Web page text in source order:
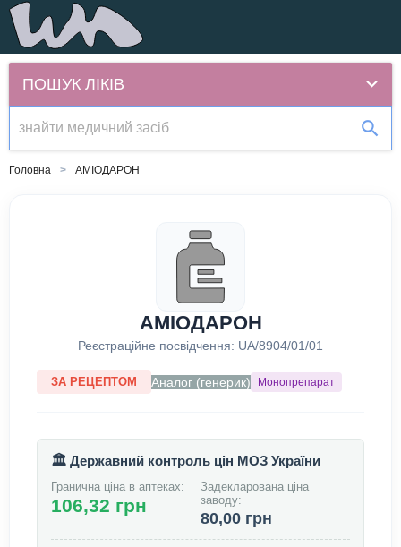
ПОШУК ЛІКІВ
Головна АМІОДАРОН
АМІОДАРОН
Реєстраційне посвідчення: UA/8904/01/01
ЗА РЕЦЕПТОМ Аналог (генерик) Монопрепарат
🏛️ Державний контроль цін МОЗ України
Гранична ціна в аптеках:
106,32 грн
Задекларована ціна
заводу:
80,00 грн